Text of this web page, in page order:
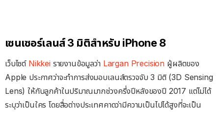
เซนเซอร์เลนส์ 3 มิติสำหรับ iPhone 8
เว็บไซต์ Nikkeiรายงานข้อมูลว่าLargan Precision ผู้ผลิตของ
Apple ประกาศว่าจะทำการส่งมอบเลนส์ตรวจจับ 3 มิติ (3D Sensing
Lens) ให้กับลูกค้าในปริมาณมากช่วงครึ่งปีหลังของปี 2017 แต่ไม่ได้
ระบุว่าเป็นใคร โดยสื่อต่างประเทศคาดว่ามีความเป็นไปได้สูงที่จะเป็น